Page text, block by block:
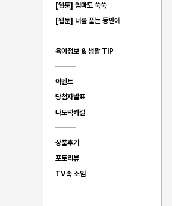
[웹툰] 엄마도 쑥쑥
[웹툰] 너를 품는 동안에
육아정보 & 생활 TIP
이벤트
당첨자발표
나도럭키걸
상품후기
포토리뷰
TV속 소임